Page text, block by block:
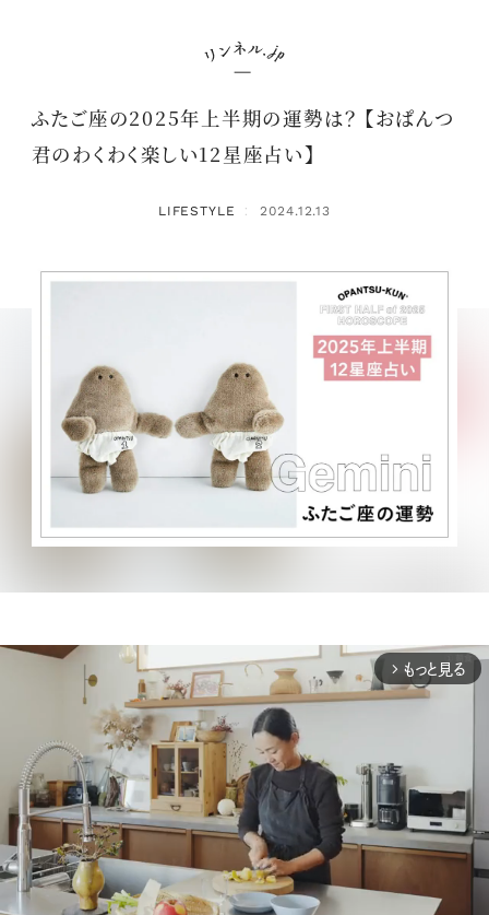
ふたご座の2025年上半期の運勢は？ 【おぱんつ
君のわくわく楽しい12星座占い】
LIFESTYLE ： 2024.12.13
arrow_forward_ios もっと見る